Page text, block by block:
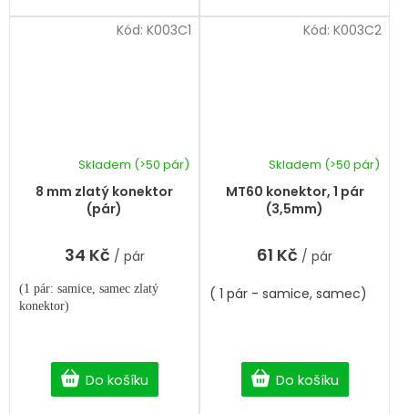
8 mm zlatý konektor
(pár)
Skladem (>50 pár)
34 Kč / pár
Do košíku
(1 pár: samice, samec zlatý
konektor)
Kód: K003C1
MT60 konektor, 1 pár
(3,5mm)
Průměrné
hodnocení
hvězdiček.
Skladem (>50 pár)
61 Kč / pár
Do košíku
( 1 pár - samice, samec)
Kód: K003C2